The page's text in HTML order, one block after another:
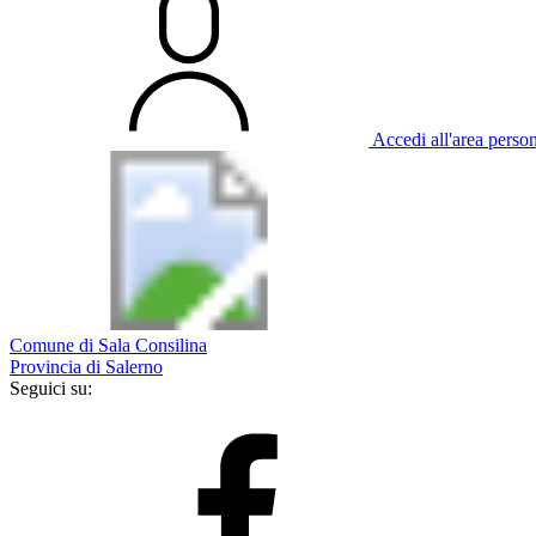
Accedi all'area
Comune di Sala Consilina
Provincia di Salerno
Seguici su: